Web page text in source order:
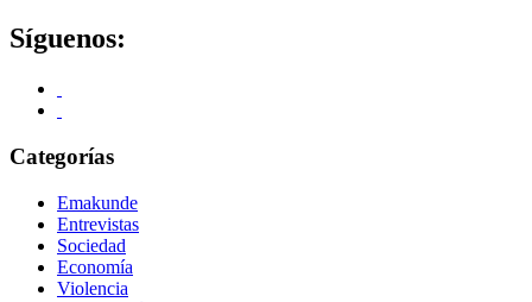
Síguenos:
Categorías
Emakunde
Entrevistas
Sociedad
Economía
Violencia